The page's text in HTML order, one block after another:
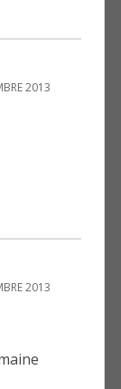
2013
2013